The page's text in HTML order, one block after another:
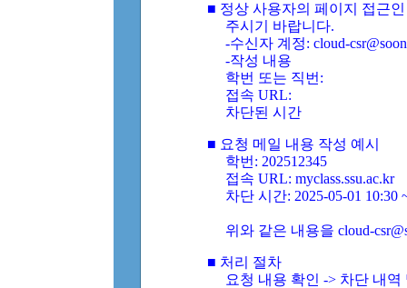
■ 정상 사용자의 페이지 접근
주시기 바랍니다.
-수신자 계정: cloud-
-작성 내용
학번 또는 직번:
접속 URL:
차단된 시간
■ 요청 메일 내용 작성 예시
학번: 202512345
접속 URL: myclass.ssu.ac.kr
차단 시간: 2025-05-01 10:30
위와 같은 내용을 cloud-
■ 처리 절차
요청 내용 확인 -> 차단 내